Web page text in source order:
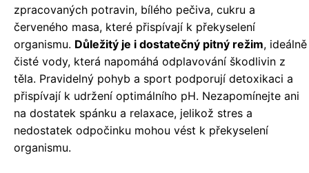
zpracovaných potravin, bílého pečiva, cukru a
červeného masa, které přispívají k překyselení
organismu. Důležitý je i dostatečný pitný režim, ideálně
čisté vody, která napomáhá odplavování škodlivin z
těla. Pravidelný pohyb a sport podporují detoxikaci a
přispívají k udržení optimálního pH. Nezapomínejte ani
na dostatek spánku a relaxace, jelikož stres a
nedostatek odpočinku mohou vést k překyselení
organismu.